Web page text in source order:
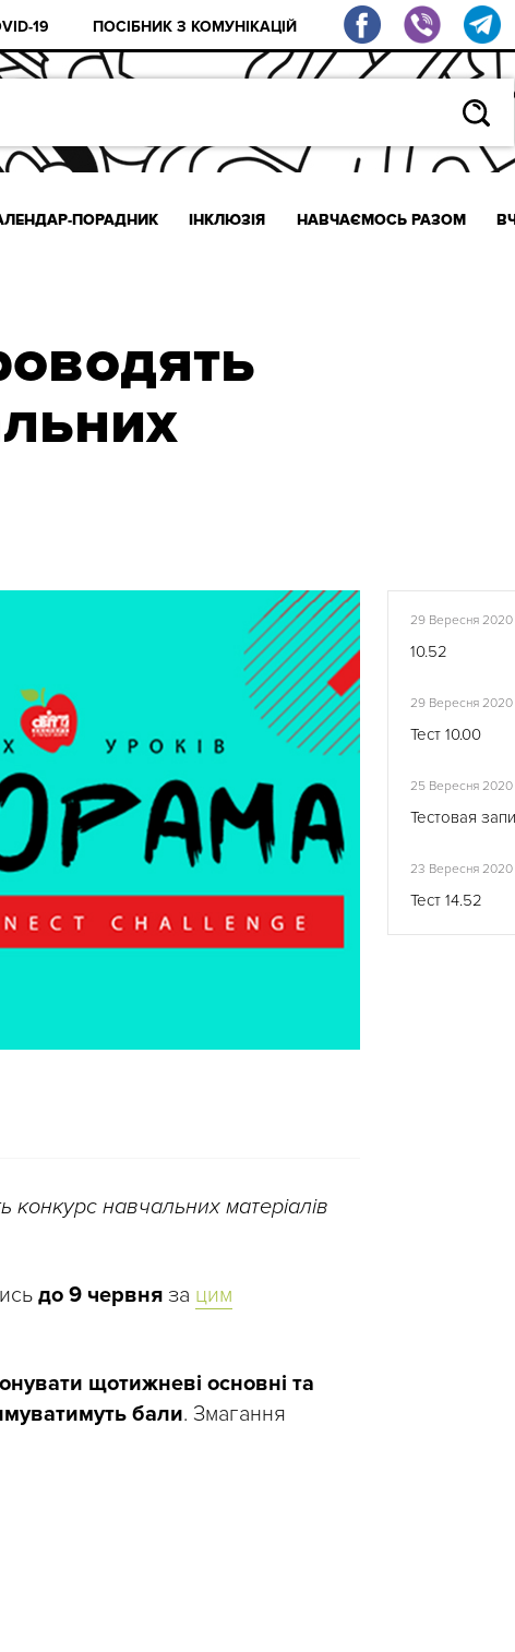
19 ПОСІБНИК З КОМУНІКАЦІЙ
ПОРАДНИК ІНКЛЮЗІЯ НАВЧАЄМОСЬ РАЗОМ
конкурс навчальних матеріалів
до 9 червня за цим
щотижневі основні та
бали. Змагання
29 Вересня 2020
10.52
29 Вересня 2020
Тест 10.00
25 Вересня 2020
Тестовая
23 Вересня 2020
Тест 14.52